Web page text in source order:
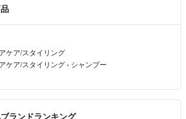
ケア/スタイリング
ケア/スタイリング › シャンプー
ランドランキング